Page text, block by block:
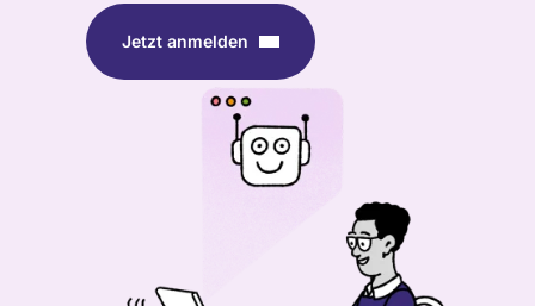
Jetzt anmelden